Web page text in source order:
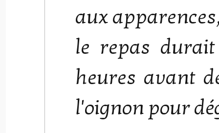
aux
le repas
heures avant
l'oignon pour